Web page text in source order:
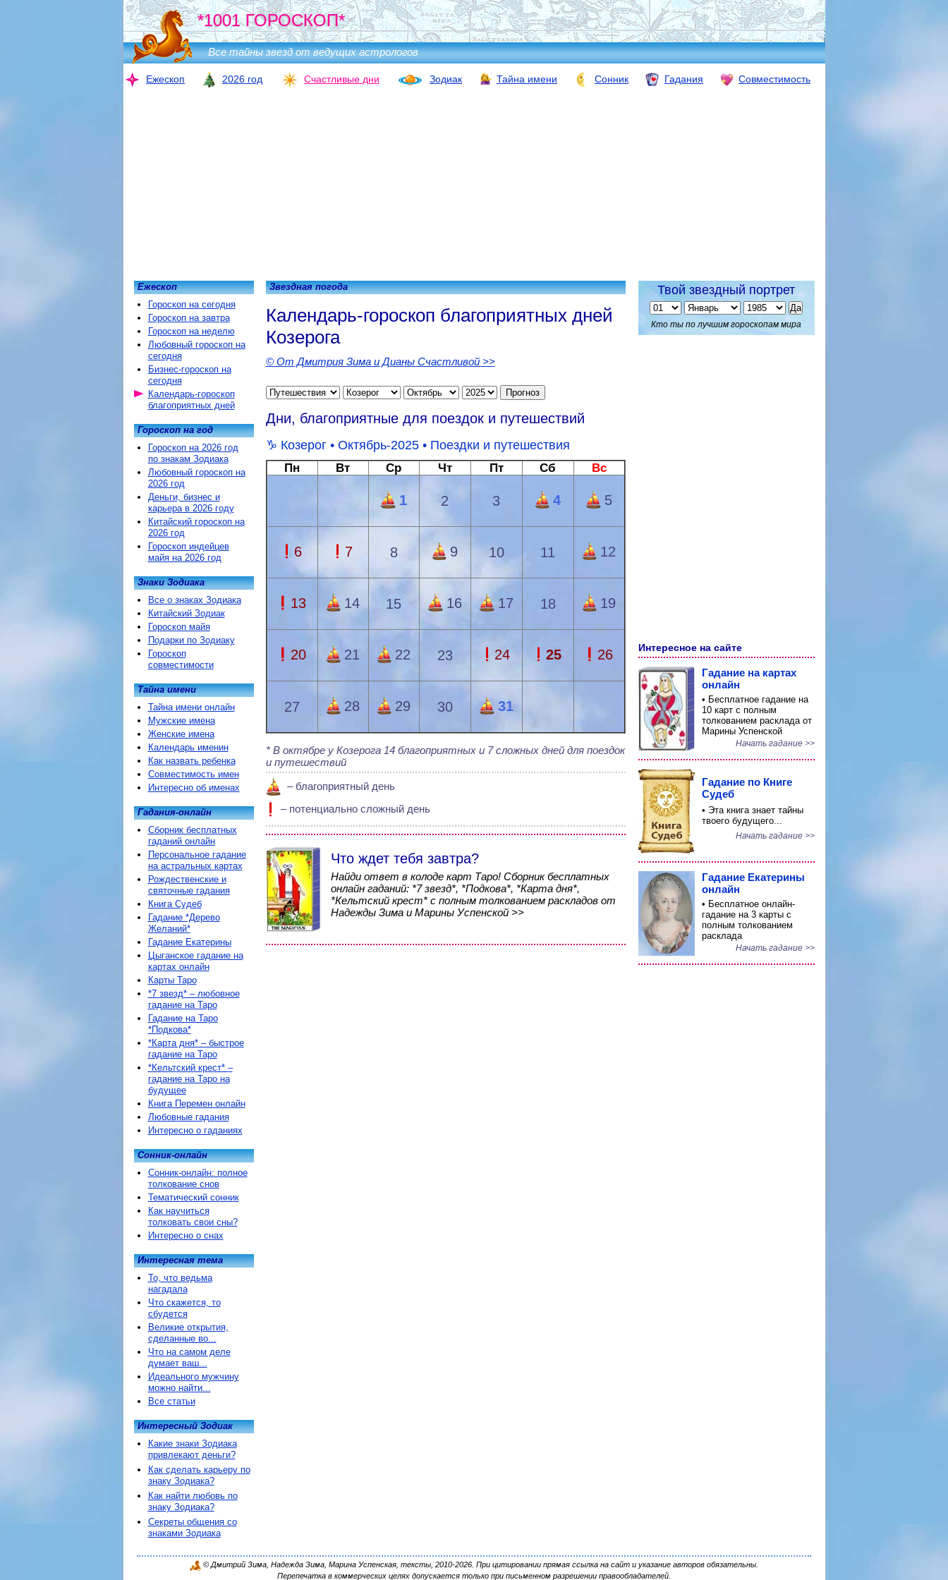
*1001 ГОРОСКОП*
Все тайны звезд от ведущих астрологов
Ежескоп 2026 год Счастливые дни Зодиак Тайна имени Сонник Гадания Совместимость
Звездная погода
Календарь-гороскоп благоприятных дней
Козерога
© От Дмитрия Зима и Дианы Счастливой >>
Дни, благоприятные для поездок и путешествий
Козерог • Октябрь-2025 • Поездки и путешествия
Пн Вт Ср Чт Пт Сб Вс
1 2 3 4 5
6 7 8 9 10 11 12
13 14 15 16 17 18 19
20 21 22 23 24 25 26
27 28 29 30 31
В октябре у Козерога 14 благоприятных и 7 сложных дней для поездок
и путешествий
– благоприятный день
– потенциально сложный день
Что ждет тебя завтра?
Найди ответ в колоде карт Таро! Сборник бесплатных
онлайн гаданий: *7 звезд*, *Подкова*, *Карта дня*,
*Кельтский крест* с полным толкованием раскладов от
Надежды Зима и Марины Успенской >>
Ежескоп
Гороскоп на сегодня
Гороскоп на завтра
Гороскоп на неделю
Любовный гороскоп на
сегодня
Бизнес-гороскоп на
сегодня
Календарь-гороскоп
благоприятных дней
Гороскоп на год
Гороскоп на 2026 год
по знакам Зодиака
Любовный гороскоп на
2026 год
Деньги, бизнес и
карьера в 2026 году
Китайский гороскоп на
2026 год
Гороскоп индейцев
майя на 2026 год
Знаки Зодиака
Все о знаках Зодиака
Китайский Зодиак
Гороскоп майя
Подарки по Зодиаку
Гороскоп
совместимости
Тайна имени
Тайна имени онлайн
Мужские имена
Женские имена
Календарь именин
Как назвать ребенка
Совместимость имен
Интересно об именах
Гадания-онлайн
Сборник бесплатных
гаданий онлайн
Персональное гадание
на астральных картах
Рождественские и
святочные гадания
Книга Судеб
Гадание *Дерево
Желаний*
Гадание Екатерины
Цыганское гадание на
картах онлайн
Карты Таро
*7 звезд* – любовное
гадание на Таро
Гадание на Таро
*Подкова*
*Карта дня* – быстрое
гадание на Таро
*Кельтский крест* –
гадание на Таро на
будущее
Книга Перемен онлайн
Любовные гадания
Интересно о гаданиях
Сонник-онлайн
Сонник-онлайн: полное
толкование снов
Тематический сонник
Как научиться
толковать свои сны?
Интересно о снах
Интересная тема
То, что ведьма
нагадала
Что скажется, то
сбудется
Великие открытия,
сделанные во...
Что на самом деле
думает ваш...
Идеального мужчину
можно найти...
Все статьи
Интересный Зодиак
Какие знаки Зодиака
привлекают деньги?
Как сделать карьеру по
знаку Зодиака?
Как найти любовь по
знаку Зодиака?
Секреты общения со
знаками Зодиака
Твой звездный портрет
Кто ты по лучшим гороскопам мира
Интересное на сайте
Гадание на картах
онлайн
• Бесплатное гадание на
10 карт с полным
толкованием расклада от
Марины Успенской
Начать гадание >>
Гадание по Книге
Судеб
• Эта книга знает тайны
твоего будущего...
Начать гадание >>
Гадание Екатерины
онлайн
• Бесплатное онлайн-
гадание на 3 карты с
полным толкованием
расклада
Начать гадание >>
© Дмитрий Зима, Надежда Зима, Марина Успенская, тексты, 2010-2026. При цитировании прямая ссылка на сайт и указание авторов обязательны.
Перепечатка в коммерческих целях допускается только при письменном разрешении правообладателей.